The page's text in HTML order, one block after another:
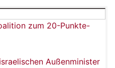
zum 20-Punkte-
Außenminister